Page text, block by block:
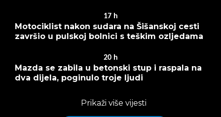
17 h
Motociklist nakon sudara na Šišanskoj cesti
završio u pulskoj bolnici s teškim ozljedama
20 h
Mazda se zabila u betonski stup i raspala na
dva dijela, poginulo troje ljudi
Prikaži više vijesti